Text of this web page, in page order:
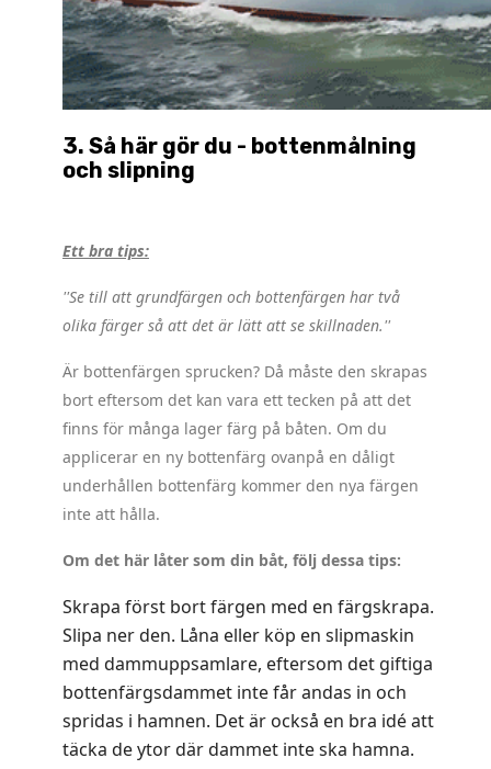
3. Så här gör du - bottenmålning
och slipning
Ett bra tips:
''Se till att grundfärgen och bottenfärgen har två
olika färger så att det är lätt att se skillnaden.''
Är bottenfärgen sprucken? Då måste den skrapas
bort eftersom det kan vara ett tecken på att det
finns för många lager färg på båten. Om du
applicerar en ny bottenfärg ovanpå en dåligt
underhållen bottenfärg kommer den nya färgen
inte att hålla.
Om det här låter som din båt, följ dessa tips:
Skrapa först bort färgen med en färgskrapa.
Slipa ner den. Låna eller köp en slipmaskin
med dammuppsamlare, eftersom det giftiga
bottenfärgsdammet inte får andas in och
spridas i hamnen. Det är också en bra idé att
täcka de ytor där dammet inte ska hamna.